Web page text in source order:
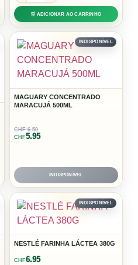
🛒 ADICIONAR AO CARRINHO
INDISPONÍVEL
MAGUARY CONCENTRADO
MARACUJÁ 500ML
CHF 6.50
CHF5.95
INDISPONÍVEL
INDISPONÍVEL
NESTLÉ FARINHA LÁCTEA 380G
CHF6.95